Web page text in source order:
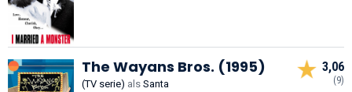
The Wayans Bros. (1995)
(TV serie) als Santa
3,06
(9)